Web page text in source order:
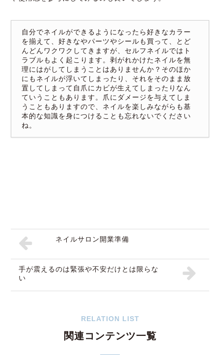
自分でネイルができるようになったら好きなカラー
を揃えて、好きなやパーツやシールも買って、とど
んどんワクワクしてきますが、セルフネイルではト
ラブルもよく起こります。剥がれかけたネイルを無
理にはがしてしまうことはありませんか？そのほか
にもネイルが浮いてしまったり、それをそのまま放
置してしまって自爪にカビが生えてしまったりなん
ていうこともあります。爪にダメージを与えてしま
うこともありますので、ネイルを楽しみながらも基
本的な知識を身につけることも忘れないでください
ね。
ネイルサロン開業準備
手が震えるのは緊張や不安だけとは限らな
い
RELATION LIST
関連コンテンツ一覧